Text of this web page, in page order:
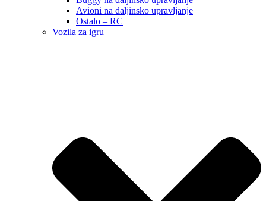
Avioni na daljinsko upravljanje
Ostalo – RC
Vozila za igru